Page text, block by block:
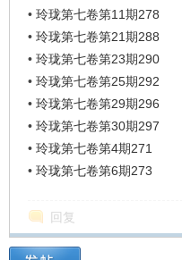
• 玲珑第七卷第11期278
• 玲珑第七卷第21期288
• 玲珑第七卷第23期290
• 玲珑第七卷第25期292
• 玲珑第七卷第29期296
• 玲珑第七卷第30期297
• 玲珑第七卷第4期271
• 玲珑第七卷第6期273
回复